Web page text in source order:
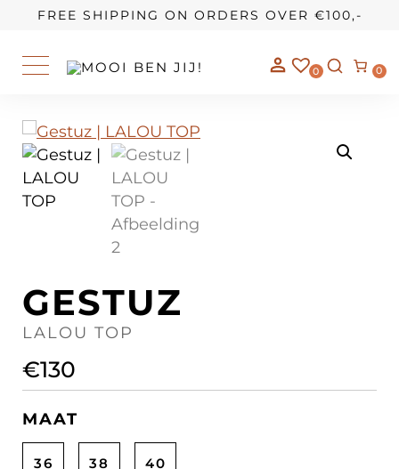
FREE SHIPPING ON ORDERS OVER €100,-
0 0
OUR STORY
GESTUZ
LALOU TOP
€130
MAAT
36 38 40